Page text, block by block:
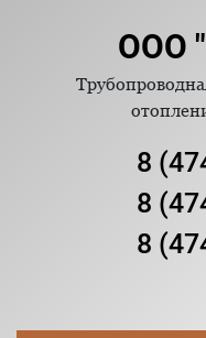
ООО
8
8
8